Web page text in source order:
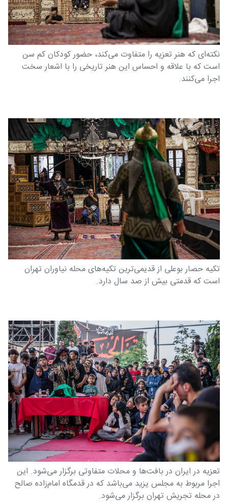
نکته‌ای که هنر تعزیه را متفاوت می‌کند، حضور کودکان کم سن
است که با علاقه و احساس این هنر تاریخی را با اشعار سخت
اجرا می‌کنند.
تکیه حصار بوعلی از قدیمی‌ترین تکیه‌های محله نیاوران تهران
است که قدمتی بیش از صد سال دارد.
تعزیه در ایران در بافت‌ها و محلات متفاوتی برگزار می‌شود. این
اجرا مربوط به مجلس یزید می‌باشد که در قدمگاه امام‌زاده صالح
در محله تجریش تهران برگزار می‌شود.